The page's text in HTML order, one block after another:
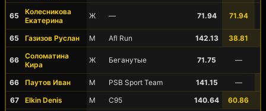
65
Колесникова
Екатерина
Ж — 71.94 71.94
65 Газизов Руслан М Afl Run 142.13 38.81
66
Соломатина
Кира
Ж Беганутые 71.75 —
66 Паутов Иван М PSB Sport Team 141.15 —
67
Elkin Denis М C95 140.64 60.86